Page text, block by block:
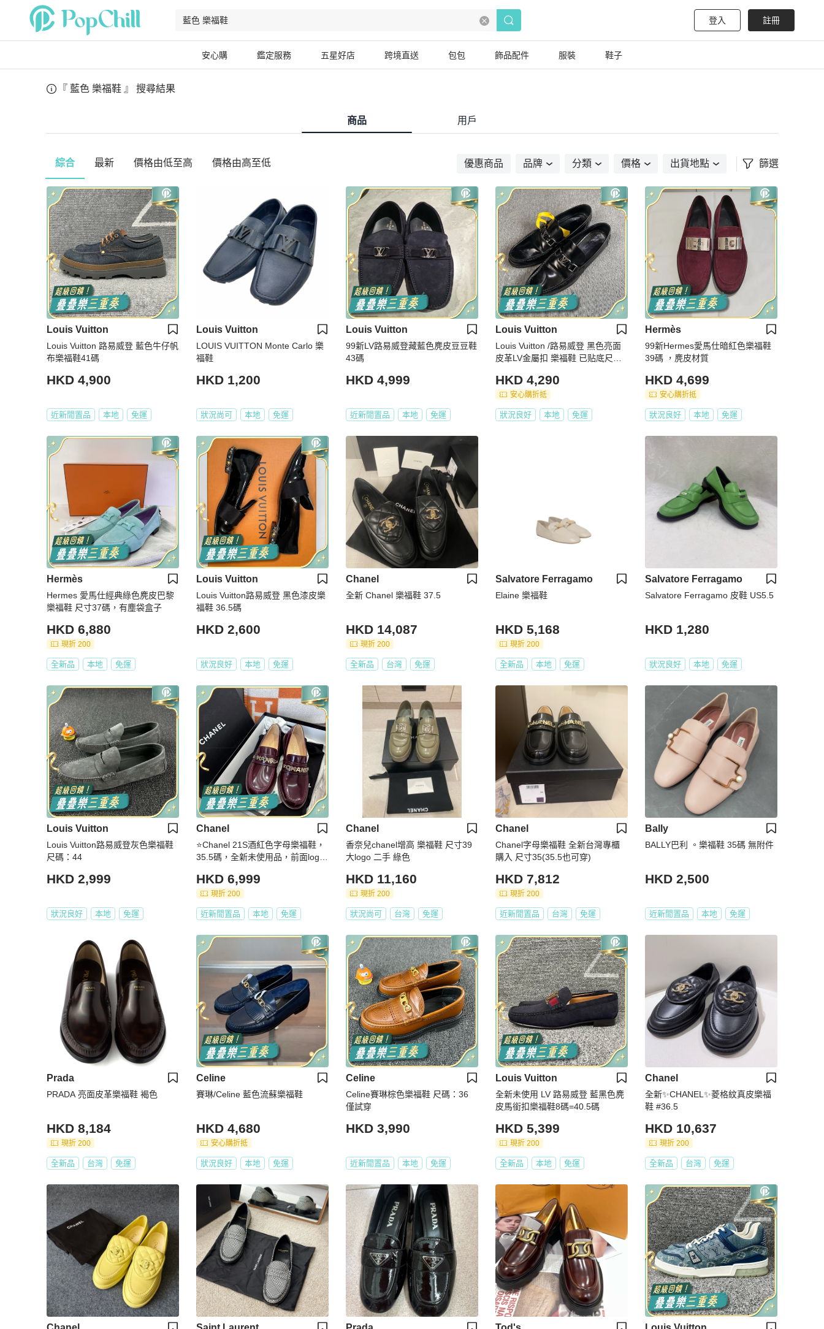
登入 註冊
安心購 鑑定服務 五星好店 跨境直送 包包 飾品配件 服裝 鞋子
『 藍色 樂福鞋 』 搜尋結果
商品 用戶
綜合 最新 價格由低至高 價格由高至低 優惠商品 品牌 分類 價格 出貨地點 篩選
Louis Vuitton
Louis Vuitton 路易威登 藍色牛仔帆
布樂福鞋41碼
HKD 4,900
近新閒置品 本地 免運
Louis Vuitton
LOUIS VUITTON Monte Carlo 樂
福鞋
HKD 1,200
狀況尚可 本地 免運
Louis Vuitton
99新LV路易威登藏藍色麂皮豆豆鞋
43碼
HKD 4,999
近新閒置品 本地 免運
Louis Vuitton
Louis Vuitton /路易威登 黑色亮面
皮革LV金屬扣 樂福鞋 已贴底尺
HKD 4,290
安心購折抵
狀況良好 本地 免運
Hermès
99新Hermes愛馬仕暗紅色樂福鞋
39碼 ，麂皮材質
HKD 4,699
安心購折抵
狀況良好 本地 免運
Hermès
Hermes 愛馬仕經典綠色麂皮巴黎
樂福鞋 尺寸37碼，有塵袋盒子
HKD 6,880
現折 200
全新品 本地 免運
Louis Vuitton
Louis Vuitton路易威登 黑色漆皮樂
福鞋 36.5碼
HKD 2,600
狀況良好 本地 免運
Chanel
全新 Chanel 樂福鞋 37.5
HKD 14,087
現折 200
全新品 台灣 免運
Salvatore Ferragamo
Elaine 樂福鞋
HKD 5,168
現折 200
全新品 本地 免運
Salvatore Ferragamo
Salvatore Ferragamo 皮鞋 US5.5
HKD 1,280
狀況良好 本地 免運
Louis Vuitton
Louis Vuitton路易威登灰色樂福鞋
尺碼：44
HKD 2,999
狀況良好 本地 免運
Chanel
⭐️Chanel 21S酒紅色字母樂福鞋，
35.5碼，全新未使用品，前面logo
HKD 6,999
現折 200
近新閒置品 本地 免運
Chanel
香奈兒chanel增高 樂福鞋 尺寸39
大logo 二手 綠色
HKD 11,160
現折 200
狀況尚可 台灣 免運
Chanel
Chanel字母樂福鞋 全新台灣專櫃
購入 尺寸35(35.5也可穿)
HKD 7,812
現折 200
近新閒置品 台灣 免運
Bally
BALLY巴利 。樂福鞋 35碼 無附件
HKD 2,500
近新閒置品 本地 免運
Prada
PRADA 亮面皮革樂福鞋 褐色
HKD 8,184
現折 200
全新品 台灣 免運
Celine
賽琳/Celine 藍色流蘇樂福鞋
HKD 4,680
安心購折抵
狀況良好 本地 免運
Celine
Celine賽琳棕色樂福鞋 尺碼：36
僅試穿
HKD 3,990
近新閒置品 本地 免運
Louis Vuitton
全新未使用 LV 路易威登 藍黑色麂
皮馬銜扣樂福鞋8碼=40.5碼
HKD 5,399
現折 200
全新品 本地 免運
Chanel
全新✨CHANEL✨菱格紋真皮樂福
鞋 #36.5
HKD 10,637
現折 200
全新品 台灣 免運